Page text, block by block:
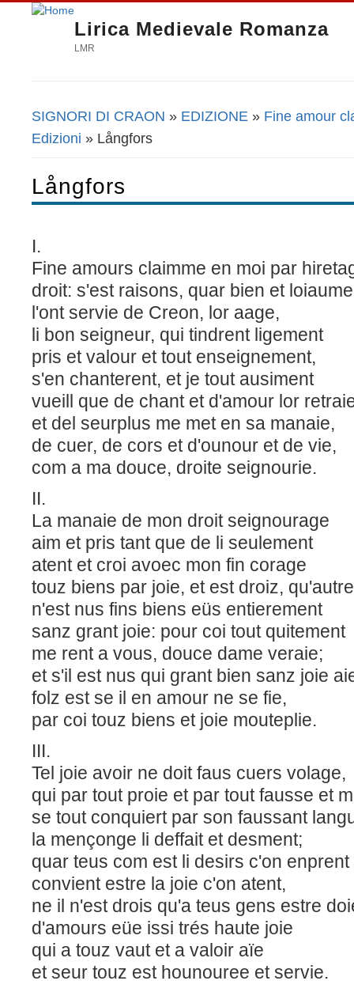
Lirica Medievale Romanza
LMR
Tu sei qui
SIGNORI DI CRAON » EDIZIONE » Fine amour
Edizioni » Långfors
Långfors
I.
Fine amours claimme en moi par
droit: s'est raisons, quar bien et
l'ont servie de Creon, lor aage,
li bon seigneur, qui tindrent ligement
pris et valour et tout enseignement,
s'en chanterent, et je tout ausiment
vueill que de chant et d'amour lor
et del seurplus me met en sa manaie,
de cuer, de cors et d'ounour et de vie,
com a ma douce, droite seignourie.
II.
La manaie de mon droit seignourage
aim et pris tant que de li seulement
atent et croi avoec mon fin corage
touz biens par joie, et est droiz,
n'est nus fins biens eüs entierement
sanz grant joie: pour coi tout quitement
me rent a vous, douce dame veraie;
et s'il est nus qui grant bien sanz joie
folz est se il en amour ne se fie,
par coi touz biens et joie mouteplie.
III.
Tel joie avoir ne doit faus cuers volage,
qui par tout proie et par tout fausse et
se tout conquiert par son faussant
la mençonge li deffait et desment;
quar teus com est li desirs c'on enprent
convient estre la joie c'on atent,
ne il n'est drois qu'a teus gens estre
d'amours eüe issi trés haute joie
qui a touz vaut et a valoir aïe
et seur touz est hounouree et servie.